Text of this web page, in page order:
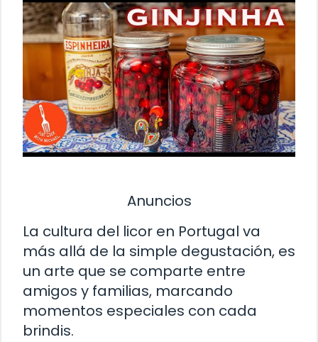
Anuncios
La cultura del licor en Portugal va
más allá de la simple degustación, es
un arte que se comparte entre
amigos y familias, marcando
momentos especiales con cada
brindis.